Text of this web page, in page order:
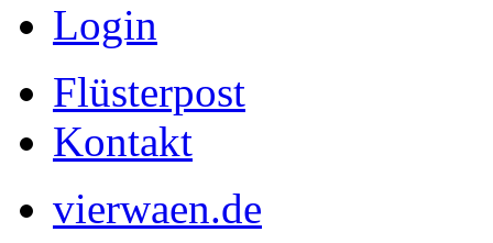
Login
Flüsterpost
Kontakt
vierwaen.de